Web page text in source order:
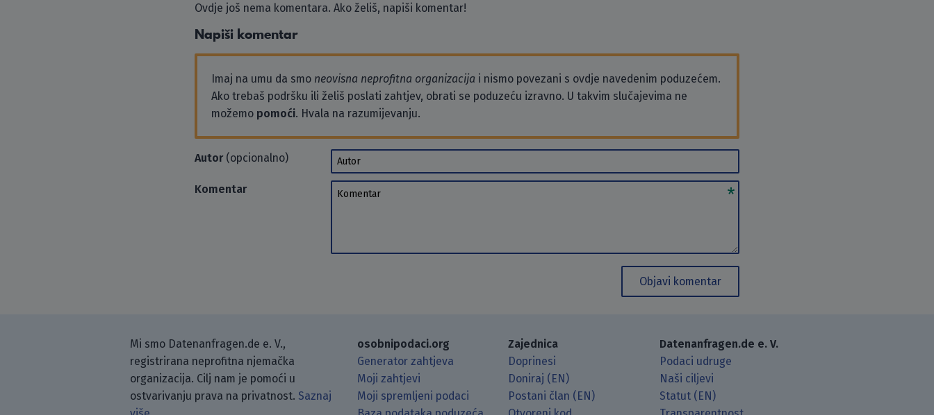
Ovdje još nema komentara. Ako želiš, napiši komentar!
Napiši komentar
Imaj na umu da smo neovisna neprofitna organizacija i nismo povezani s ovdje navedenim poduzećem.
Ako trebaš podršku ili želiš poslati zahtjev, obrati se poduzeću izravno. U takvim slučajevima ne
možemo pomoći. Hvala na razumijevanju.
Autor(opcionalno) Autor
Komentar Komentar
Objavi komentar
Mi smo Datenanfragen.de e. V.,
registrirana neprofitna njemačka
organizacija. Cilj nam je pomoći u
ostvarivanju prava na privatnost. Saznaj
osobnipodaci.org
Generator zahtjeva
Moji zahtjevi
Moji spremljeni podaci
Zajednica
Doprinesi
Doniraj (EN)
Postani član (EN)
Datenanfragen.de e. V.
Podaci udruge
Naši ciljevi
Statut (EN)